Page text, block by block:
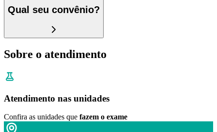
Qual seu convênio?
Sobre o atendimento
Atendimento nas unidades
Confira as unidades que fazem o exame